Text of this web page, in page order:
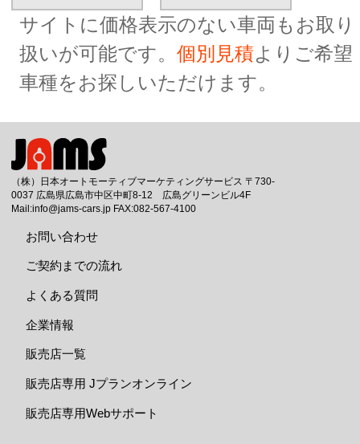
サイトに価格表示のない車両もお取り
扱いが可能です。 個別見積よりご希望
車種をお探しいただけます。
（株）日本オートモーティブマーケティングサービス 〒730-
0037 広島県広島市中区中町8-12 広島グリーンビル4F
Mail:info@jams-cars.jp FAX:082-567-4100
お問い合わせ
ご契約までの流れ
よくある質問
企業情報
販売店一覧
販売店専用 Jプランオンライン
販売店専用Webサポート